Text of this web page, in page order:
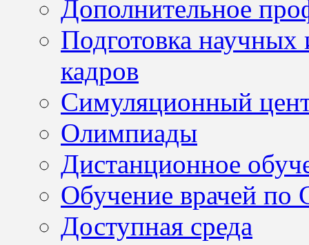
Дополнительное
Подготовка научных
кадров
Симуляционный
Олимпиады
Дистанционное
Обучение врачей по
Доступная среда